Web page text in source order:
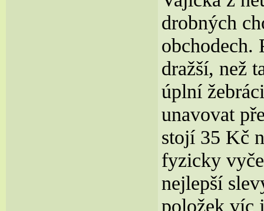
drobných
obchodech.
dražší, než
úplní
unavovat
stojí 35 Kč
fyzicky
nejlepší
položek víc